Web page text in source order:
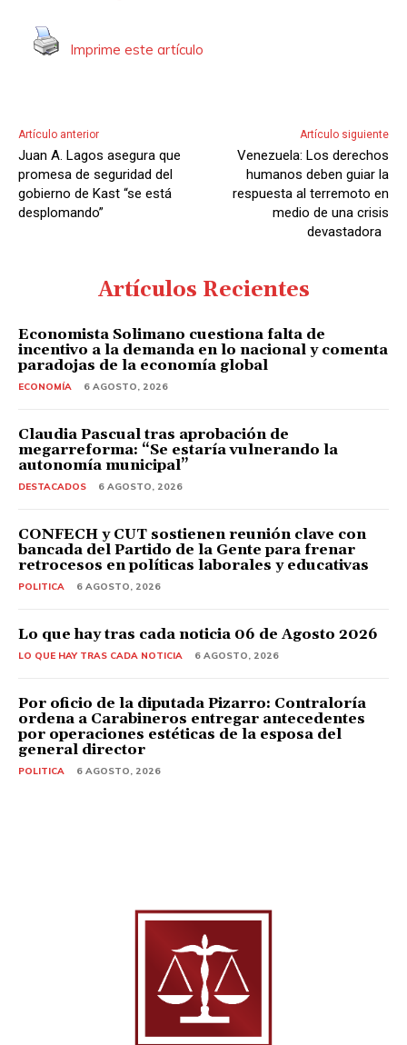
o
r
d
e
o
Imprime este artículo
Artículo anterior
Juan A. Lagos asegura que
promesa de seguridad del
gobierno de Kast “se está
desplomando”
Artículo siguiente
Venezuela: Los derechos
humanos deben guiar la
respuesta al terremoto en
medio de una crisis
devastadora
Artículos Recientes
Economista Solimano cuestiona falta de
incentivo a la demanda en lo nacional y comenta
paradojas de la economía global
ECONOMÍA 6 AGOSTO, 2026
Claudia Pascual tras aprobación de
megarreforma: “Se estaría vulnerando la
autonomía municipal”
DESTACADOS 6 AGOSTO, 2026
CONFECH y CUT sostienen reunión clave con
bancada del Partido de la Gente para frenar
retrocesos en políticas laborales y educativas
POLITICA 6 AGOSTO, 2026
Lo que hay tras cada noticia 06 de Agosto 2026
LO QUE HAY TRAS CADA NOTICIA 6 AGOSTO, 2026
Por oficio de la diputada Pizarro: Contraloría
ordena a Carabineros entregar antecedentes
por operaciones estéticas de la esposa del
general director
POLITICA 6 AGOSTO, 2026